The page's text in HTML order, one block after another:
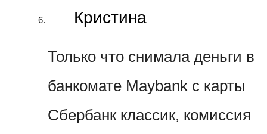
Кристина
Только что снимала деньги в
банкомате Maybank с карты
Сбербанк классик, комиссия